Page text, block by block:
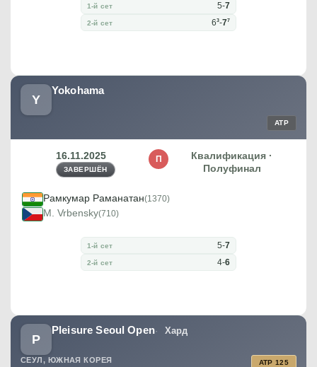
1-й сет 5-7
2-й сет 63-77
Y
Yokohama
ATP
16.11.2025
ЗАВЕРШЁН
Квалификация ·
Полуфинал
П
Рамкумар Раманатан(1370)
M. Vrbensky(710)
1-й сет 5-7
2-й сет 4-6
P
Pleisure Seoul Open Хард
СЕУЛ, ЮЖНАЯ КОРЕЯ ATP 125